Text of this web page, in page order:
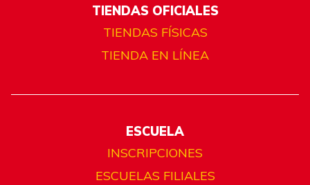
TIENDAS OFICIALES
TIENDAS FÍSICAS
TIENDA EN LÍNEA
ESCUELA
INSCRIPCIONES
ESCUELAS FILIALES